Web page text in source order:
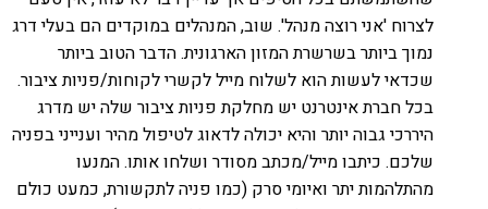
לצרוח 'אני רוצה מנהל'. שוב, המנהלים במוקדים הם בעלי דרג
נמוך ביותר בשרשרת המזון הארגונית. הדבר הטוב ביותר
שכדאי לעשות הוא לשלוח מייל לקשרי לקוחות/פניות ציבור.
בכל חברת אינטרנט יש מחלקת פניות ציבור שלה יש מדרג
היררכי גבוה יותר והיא יכולה לדאוג לטיפול מהיר וענייני בפניה
שלכם. כיתבו מייל/מכתב מסודר ושלחו אותו. המנעו
מהתלהמות יתר ואיומי סרק (כמו פניה לתקשורת, כמעט כולם